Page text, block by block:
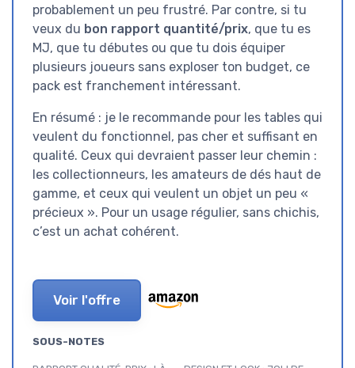
probablement un peu frustré. Par contre, si tu
veux du bon rapport quantité/prix, que tu es
MJ, que tu débutes ou que tu dois équiper
plusieurs joueurs sans exploser ton budget, ce
pack est franchement intéressant.
En résumé : je le recommande pour les tables qui
veulent du fonctionnel, pas cher et suffisant en
qualité. Ceux qui devraient passer leur chemin :
les collectionneurs, les amateurs de dés haut de
gamme, et ceux qui veulent un objet un peu «
précieux ». Pour un usage régulier, sans chichis,
c’est un achat cohérent.
Voir l'offre
SOUS-NOTES